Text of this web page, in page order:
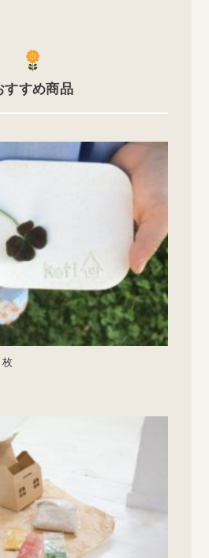
すすめ商品
枚